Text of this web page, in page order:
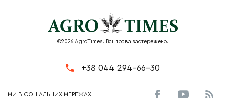
©2026 AgroTimes. Всі права застережено.
+38 044 294-66-30